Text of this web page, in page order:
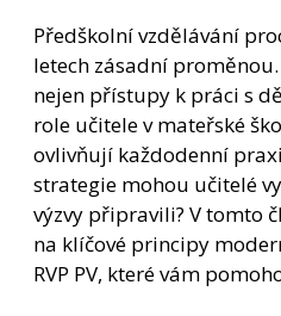
Předškolní vzdělávání
letech zásadní proměnou.
nejen přístupy k práci s
role učitele v mateřské
ovlivňují každodenní
strategie mohou učitelé
výzvy připravili? V tomto
na klíčové principy
RVP PV, které vám